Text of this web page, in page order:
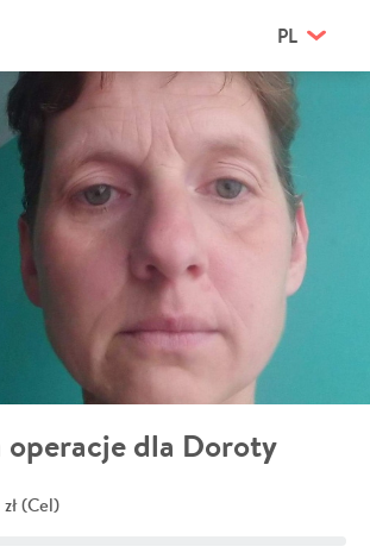
PL
operacje dla Doroty
(Cel)